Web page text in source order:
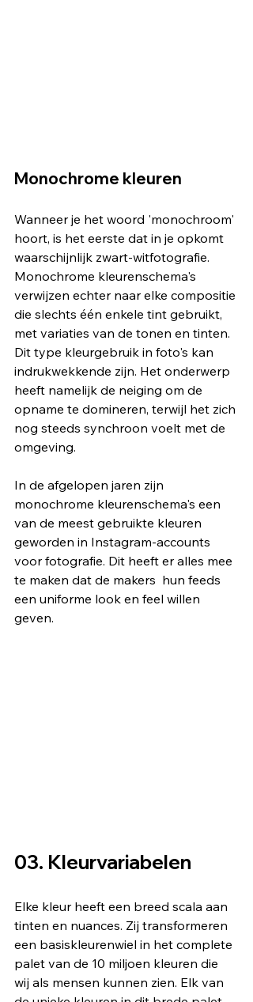
Monochrome kleuren
Wanneer je het woord 'monochroom'
hoort, is het eerste dat in je opkomt
waarschijnlijk zwart-witfotografie.
Monochrome kleurenschema's
verwijzen echter naar elke compositie
die slechts één enkele tint gebruikt,
met variaties van de tonen en tinten.
Dit type kleurgebruik in foto's kan
indrukwekkende zijn. Het onderwerp
heeft namelijk de neiging om de
opname te domineren, terwijl het zich
nog steeds synchroon voelt met de
omgeving.
In de afgelopen jaren zijn
monochrome kleurenschema's een
van de meest gebruikte kleuren
geworden in Instagram-accounts
voor fotografie. Dit heeft er alles mee
te maken dat de makers  hun feeds
een uniforme look en feel willen
geven.
03. Kleurvariabelen
Elke kleur heeft een breed scala aan
tinten en nuances. Zij transformeren
een basiskleurenwiel in het complete
palet van de 10 miljoen kleuren die
wij als mensen kunnen zien. Elk van